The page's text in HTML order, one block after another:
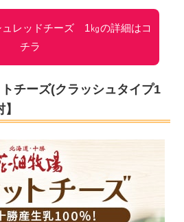
ュレッドチーズ 1㎏の詳細はコ
チラ
チーズ(クラッシュタイプ1